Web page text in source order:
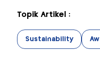
Topik Artikel :
Sustainability